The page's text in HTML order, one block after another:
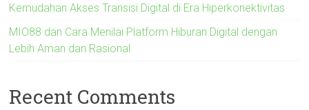
Kemudahan Akses Transisi Digital di Era Hiperkonektivitas
MIO88 dan Cara Menilai Platform Hiburan Digital dengan
Lebih Aman dan Rasional
Recent Comments